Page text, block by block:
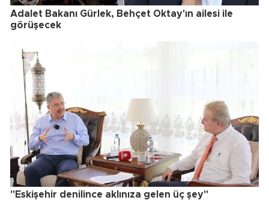
Adalet Bakanı Gürlek, Behçet Oktay'ın ailesi ile
görüşecek
"Eskişehir denilince aklınıza gelen üç şey"